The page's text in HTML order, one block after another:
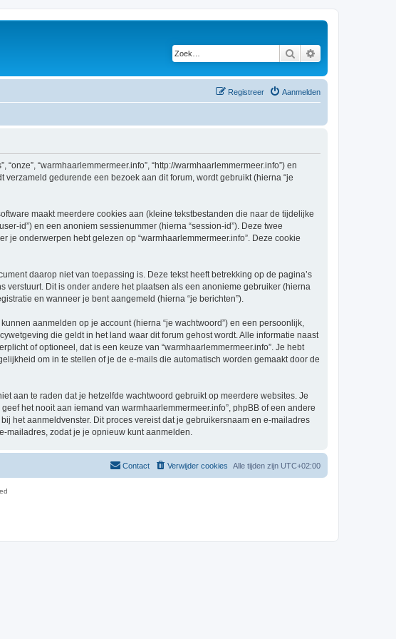
Zoek
Aanmelden
Registreer
“warmhaarlemmermeer.info”, “http://warmhaarlemmermeer.info”) en
verzameld gedurende een bezoek aan dit forum, wordt gebruikt (hierna “je
maakt meerdere cookies aan (kleine tekstbestanden die naar de tijdelijke
id”) en een anoniem sessienummer (hierna “session-id”). Deze twee
onderwerpen hebt gelezen op “warmhaarlemmermeer.info”. Deze cookie
daarop niet van toepassing is. Deze tekst heeft betrekking op de pagina’s
Dit is onder andere het plaatsen als een anonieme gebruiker (hierna
en wanneer je bent aangemeld (hierna “je berichten”).
aanmelden op je account (hierna “je wachtwoord”) en een persoonlijk,
die geldt in het land waar dit forum gehost wordt. Alle informatie naast
of optioneel, dat is een keuze van “warmhaarlemmermeer.info”. Je hebt
om in te stellen of je de e-mails die automatisch worden gemaakt door de
aan te raden dat je hetzelfde wachtwoord gebruikt op meerdere websites. Je
het nooit aan iemand van warmhaarlemmermeer.info”, phpBB of een andere
het aanmeldvenster. Dit proces vereist dat je gebruikersnaam en e-mailadres
zodat je je opnieuw kunt aanmelden.
Alle tijden zijn UTC+02:00
Verwijder cookies
Contact